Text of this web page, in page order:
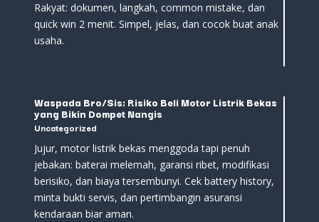
Rakyat: dokumen, langkah, common mistake, dan
quick win 2 menit. Simpel, jelas, dan cocok buat anak
usaha.
Waspada Bro/Sis: Risiko Beli Motor Listrik Bekas
yang Bikin Dompet Nangis
Uncategorized
Jujur, motor listrik bekas menggoda tapi penuh
jebakan: baterai melemah, garansi ribet, modifikasi
berisiko, dan biaya tersembunyi. Cek battery history,
minta bukti servis, dan pertimbangin asuransi
kendaraan biar aman.